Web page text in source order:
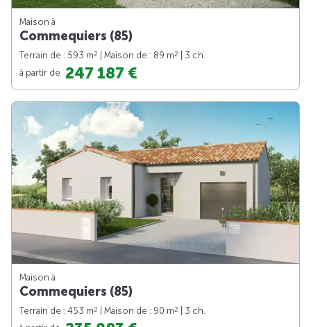
Maison à
Commequiers (85)
Terrain de : 593 m2 | Maison de : 89 m2
| 3 ch.
à partir de 247 187 €
Maison à
Commequiers (85)
Terrain de : 453 m2 | Maison de : 90 m2
| 3 ch.